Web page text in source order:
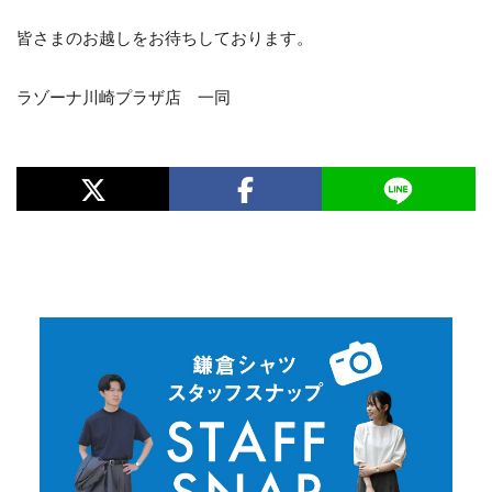
皆さまのお越しをお待ちしております。
ラゾーナ川崎プラザ店 一同